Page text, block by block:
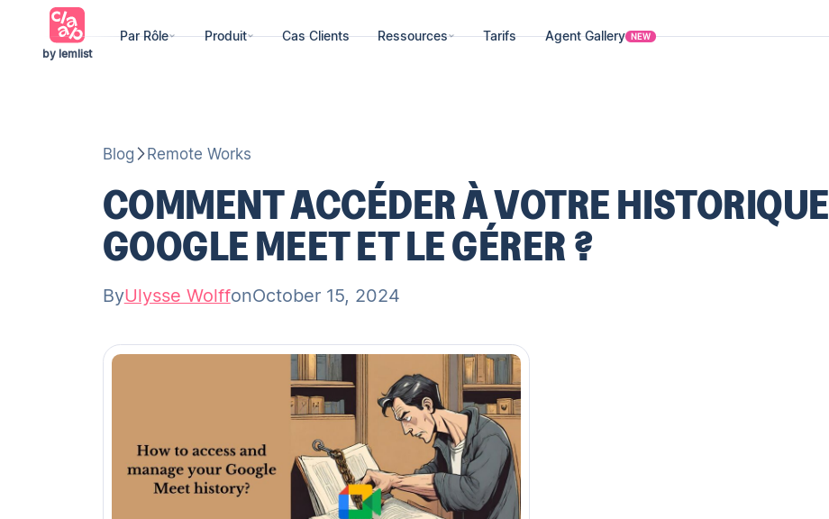
by lemlist
Par Rôle Produit Cas Clients Ressources Tarifs Agent Gallery NEW
Blog Remote Works
COMMENT ACCÉDER À VOTRE HISTORIQUE
GOOGLE MEET ET LE GÉRER ?
ByUlysse WolffonOctober 15, 2024